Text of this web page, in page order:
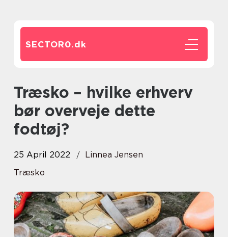
SECTOR0.dk
Træsko – hvilke erhverv
bør overveje dette
fodtøj?
25 April 2022
Linnea Jensen
Træsko